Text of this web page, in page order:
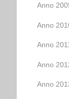
Anno
Anno
Anno
Anno
Anno